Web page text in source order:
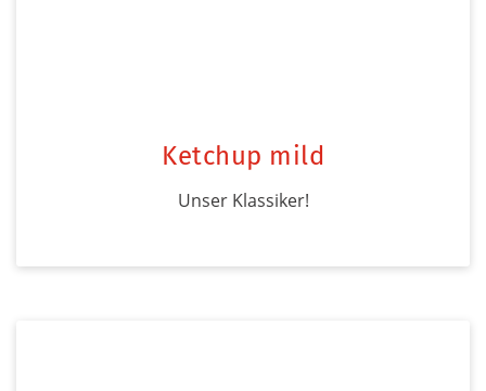
Ketchup mild
Unser Klassiker!